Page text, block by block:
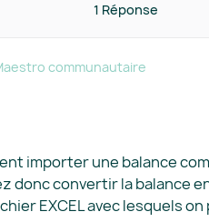
1 Réponse
communautaire
importer une balance
donc convertir la balance
EXCEL avec lesquels